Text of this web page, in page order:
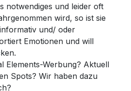
notwendiges und leider oft
wird, so ist sie
und/ oder
Emotionen und will
Elements-Werbung? Aktuell
Spots? Wir haben dazu